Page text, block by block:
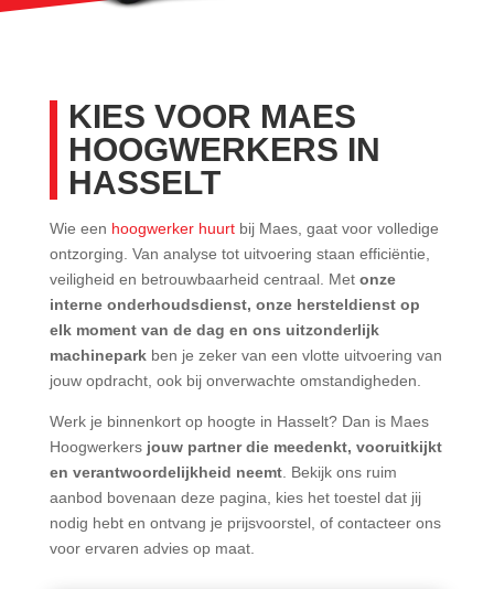
KIES VOOR MAES
HOOGWERKERS IN
HASSELT
Wie een hoogwerker huurtbij Maes, gaat voor volledige
ontzorging. Van analyse tot uitvoering staan efficiëntie,
veiligheid en betrouwbaarheid centraal. Met onze
interne onderhoudsdienst, onze hersteldienst op
elk moment van de dag en ons uitzonderlijk
machineparkben je zeker van een vlotte uitvoering van
jouw opdracht, ook bij onverwachte omstandigheden.
Werk je binnenkort op hoogte in Hasselt? Dan is Maes
Hoogwerkers jouw partner die meedenkt, vooruitkijkt
en verantwoordelijkheid neemt. Bekijk ons ruim
aanbod bovenaan deze pagina, kies het toestel dat jij
nodig hebt en ontvang je prijsvoorstel, of contacteer ons
voor ervaren advies op maat.